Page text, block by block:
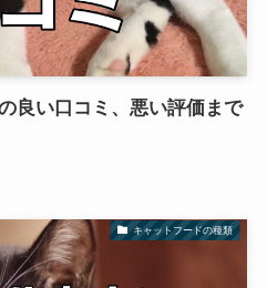
良い口コミ、悪い評価まで
キャットフードの種類